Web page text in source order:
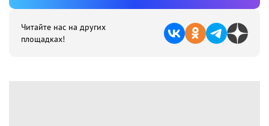
Читайте нас на других
площадках!